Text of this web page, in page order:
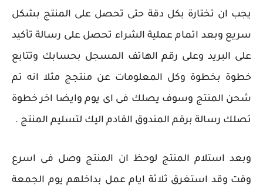
يجب ان تختارة بكل دقة حتى تحصل على المنتج بشكل
سريع وبعد اتمام عملية الشراء تحصل على رسالة تأكيد
على البريد وعلى رقم الهاتف المسجل بحسابك وتتابع
خطوة بخطوة وكل المعلومات عن منتجج مثلا انه تم
شحن المنتج وسوف يصلك فى اى يوم وايضا اخر خطوة
تصلك رسالة برقم المندوق القادم اليك لتسليم المنتج .
وبعد استلام المنتج لوحظ ان المنتج وصل فى اسرع
وقت وقد استغرق ثلاثة ايام عمل بداخلهم يوم الجمعة